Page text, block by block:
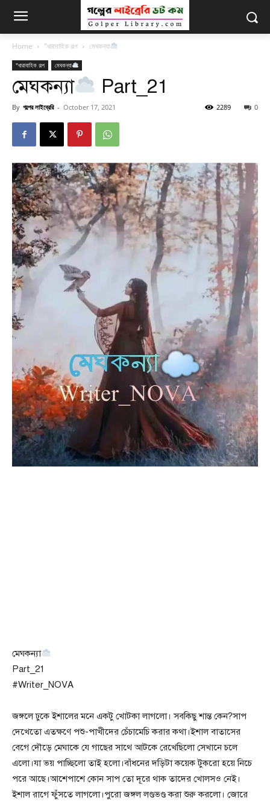
Home "ধারাবাহিক গল্প মেঘকন্যা
"ধারাবাহিক গল্প মেঘকন্যা
মেঘকন্যা Part_21
By গল্পের লাইব্রেরি - October 17, 2021 0
2289
মেঘকন্যা
Part_21
#Writer_NOVA
জঙ্গলে ঢুকে ইশালের মনে একটু খোটকা লাগলো। সবকিছু শান্ত কেন?সাপ
দেখেতো এতক্ষণে পশু-পাখীদের চেঁচামেচি করার কথা।ইশাল বাতাসের
বেগে দৌড়ে মেঘাকে যে গাছের সাথে আটকে রেখেছিলো সেখানে চলে
এলো।যা ভয় পাচ্ছিলো তাই হলো।বাঁধনের দড়িটা কয়েক টুকরো হয়ে নিচে
পরে আছে।আশেপাশে কোন সাপ তো দূরে থাক তাদের খোলসও নেই।
ইশাল রাগে ফুঁসতে লাগলো।পুরো জঙ্গল লণ্ডভণ্ড করা শুরু করলো। জোরে